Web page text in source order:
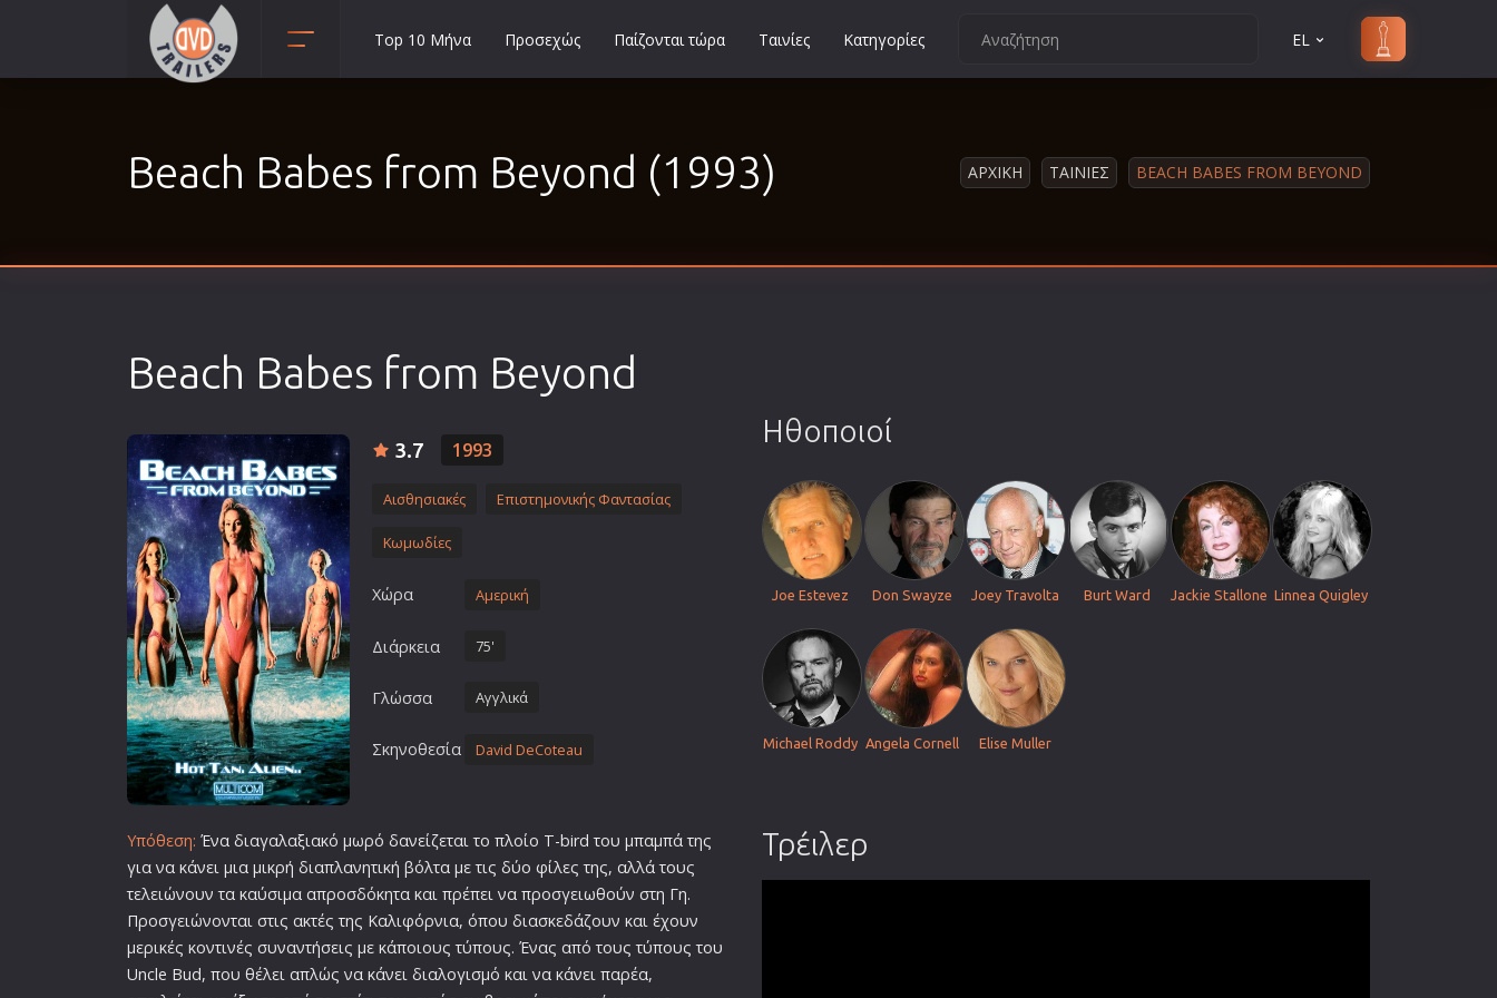
Αισθηματικές
Δραματικές
Ελληνικός Κινηματογράφος
Επιβίωσης
Επιστημονικής Φαντασίας
Εποχής
Ερωτικές
Ευρωπαικός Κινηματογράφος
Θρησκευτικές
Θρίλερ
Ιστορικές
Καταστροφής
Κλασσικές
Μικρού Μήκους
Οικογενειακές
Top 10 Μήνα Προσεχώς Παίζονται τώρα Ταινίες Κατηγορίες EL
Beach Babes from Beyond (1993) ΑΡΧΙΚΗ ΤΑΙΝΙΕΣ BEACH BABES FROM BEYOND
Beach Babes from Beyond
3.7 1993
Αισθησιακές Επιστημονικής Φαντασίας
Κωμωδίες
Χώρα Αμερική
Διάρκεια 75'
Γλώσσα Αγγλικά
Σκηνοθεσία David DeCoteau
Υπόθεση: Ένα διαγαλαξιακό μωρό δανείζεται το πλοίο T-bird του μπαμπά της
για να κάνει μια μικρή διαπλανητική βόλτα με τις δύο φίλες της, αλλά τους
τελειώνουν τα καύσιμα απροσδόκητα και πρέπει να προσγειωθούν στη Γη.
Προσγειώνονται στις ακτές της Καλιφόρνια, όπου διασκεδάζουν και έχουν
μερικές κοντινές συναντήσεις με κάποιους τύπους. Ένας από τους τύπους του
Uncle Bud, που θέλει απλώς να κάνει διαλογισμό και να κάνει παρέα,
Ηθοποιοί
Joe Estevez Don Swayze Joey Travolta Burt Ward Jackie Stallone Linnea Quigley
Michael Roddy Angela Cornell Elise Muller
Τρέιλερ